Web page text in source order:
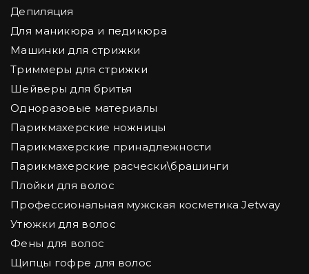
Депиляция
Для маникюра и педикюра
Машинки для стрижки
Триммеры для стрижки
Шейверы для бритья
Одноразовые материалы
Парикмахерские ножницы
Парикмахерские принадлежности
Парикмахерские расчески\брашинги
Плойки для волос
Профессиональная мужская косметика Jetway
Утюжки для волос
Фены для волос
Щипцы гофре для волос